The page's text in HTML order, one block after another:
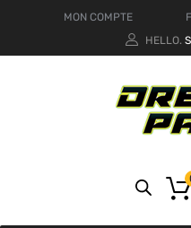
MON COMPTE
HELLO.